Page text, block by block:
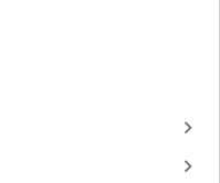
keyboard_arrow_right
keyboard_arrow_right